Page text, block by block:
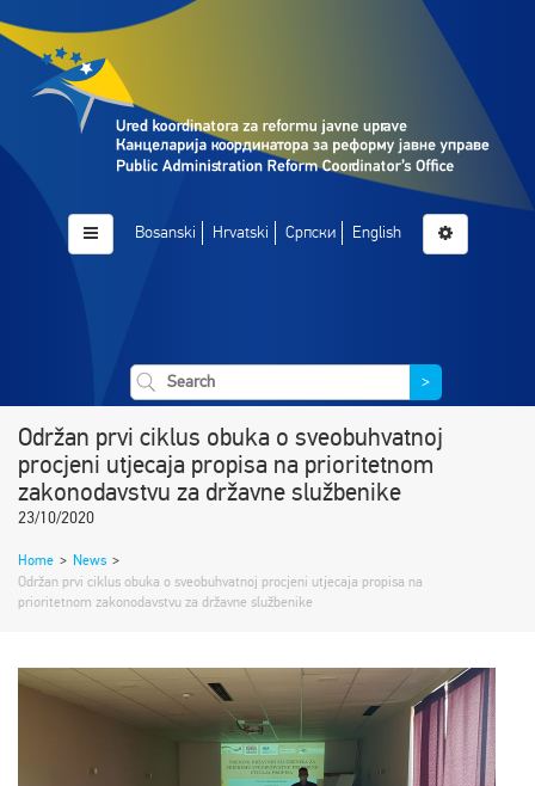
Bosanski Hrvatski Српски English
>
Održan prvi ciklus obuka o sveobuhvatnoj
procjeni utjecaja propisa na prioritetnom
zakonodavstvu za državne službenike
23/10/2020
Home > News >
Održan prvi ciklus obuka o sveobuhvatnoj procjeni utjecaja propisa na
prioritetnom zakonodavstvu za državne službenike